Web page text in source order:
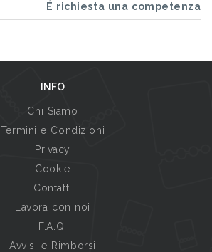
É richiesta una competenza
INFO
Chi Siamo
Termini e Condizioni
Privacy
Cookie
Contatti
Lavora con noi
F.A.Q.
Avvisi e Rimborsi